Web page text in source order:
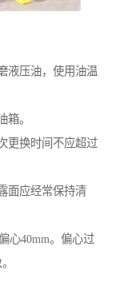
液压油，使用油温
箱。
更换时间不应超过
面应经常保持清
心40mm。偏心过